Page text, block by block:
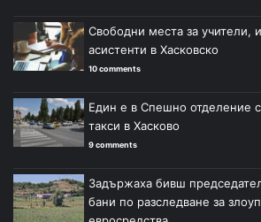
Свободни места за учители,
асистенти в Хасковско
10 comments
Един е в Спешно отделение
такси в Хасково
9 comments
Задържаха бивш
бани по разследване за